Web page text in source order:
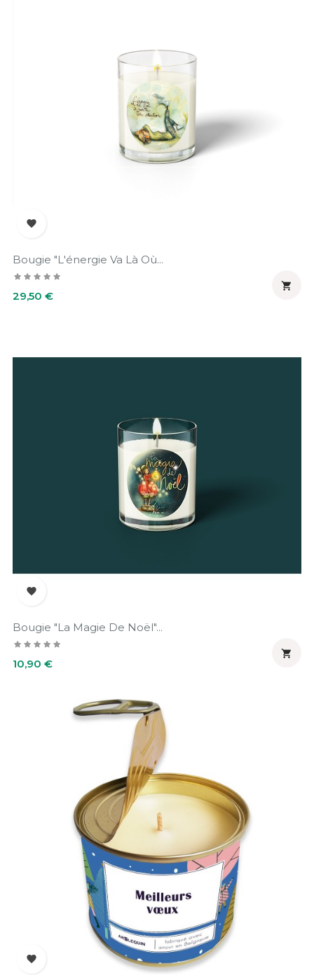

Bougie "L'énergie Va Là Où...
Prix
29,50 €


Bougie "La Magie De Noël"...
Prix
10,90 €

